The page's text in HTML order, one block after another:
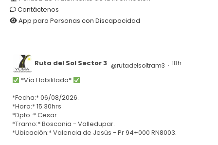
Contáctenos
App para Personas con Discapacidad
Ruta del Sol Sector 3 @rutadelsoltram3 · 18h
*Vía Habilitada*
*Fecha:* 06/08/2026.
*Hora:* 15:30hrs
*Dpto.:* Cesar.
*Tramo:* Bosconia - Valledupar.
*Ubicación:* Valencia de Jesús - Pr 94+000 RN8003.